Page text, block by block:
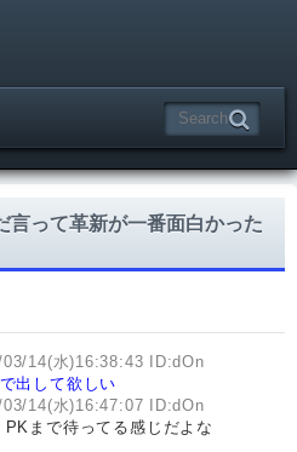
言って革新が一番面白かった
03/14(水)16:38:43 ID:dOn
出して欲しい
03/14(水)16:47:07 ID:dOn
まで待ってる感じだよな